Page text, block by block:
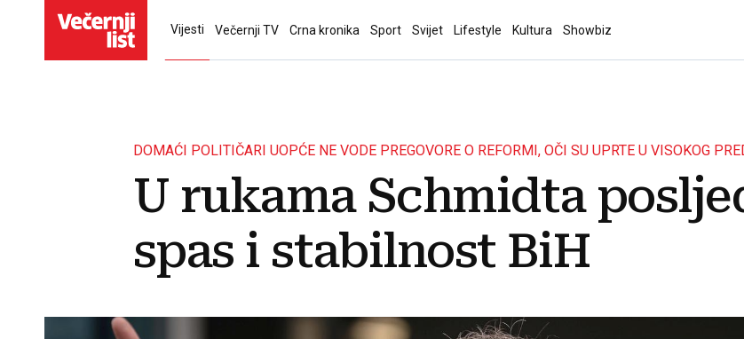
Vijesti Večernji TV Crna kronika Sport Svijet Lifestyle Kultura Showbiz
DOMAĆI POLITIČARI UOPĆE NE VODE PREGOVORE O REFORMI, OČI SU UPRTE U VISOKOG
U rukama Schmidta
spas i stabilnost BiH